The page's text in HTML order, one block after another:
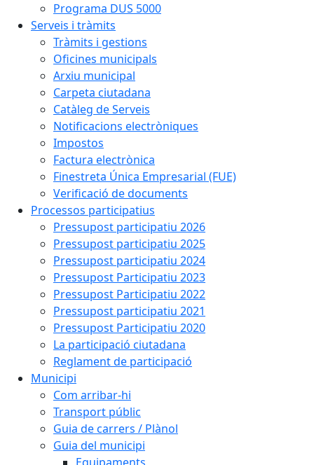
Programa DUS 5000
Serveis i tràmits
Tràmits i gestions
Oficines municipals
Arxiu municipal
Carpeta ciutadana
Catàleg de Serveis
Notificacions electròniques
Impostos
Factura electrònica
Finestreta Única Empresarial (FUE)
Verificació de documents
Processos participatius
Pressupost participatiu 2026
Pressupost participatiu 2025
Pressupost participatiu 2024
Pressupost Participatiu 2023
Pressupost Participatiu 2022
Pressupost participatiu 2021
Pressupost Participatiu 2020
La participació ciutadana
Reglament de participació
Municipi
Com arribar-hi
Transport públic
Guia de carrers / Plànol
Guia del municipi